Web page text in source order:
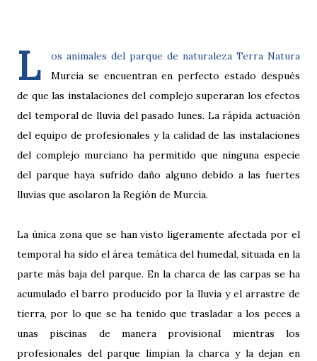
L
os animales del parque de naturaleza Terra Natura
Murcia se encuentran en perfecto estado después
de que las instalaciones del complejo superaran los efectos
del temporal de lluvia del pasado lunes. La rápida actuación
del equipo de profesionales y la calidad de las instalaciones
del complejo murciano ha permitido que ninguna especie
del parque haya sufrido daño alguno debido a las fuertes
lluvias que asolaron la Región de Murcia.
La única zona que se han visto ligeramente afectada por el
temporal ha sido el área temática del humedal, situada en la
parte más baja del parque. En la charca de las carpas se ha
acumulado el barro producido por la lluvia y el arrastre de
tierra, por lo que se ha tenido que trasladar a los peces a
unas piscinas de manera provisional mientras los
profesionales del parque limpian la charca y la dejan en